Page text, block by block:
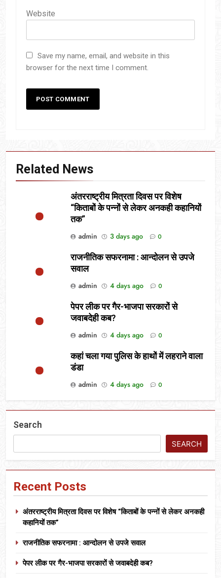
Website
Save my name, email, and website in this
browser for the next time I comment.
Related News
अंतरराष्ट्रीय मित्रता दिवस पर विशेष
“किताबों के पन्नों से लेकर अनकही कहानियों
तक”
admin
3 days ago 0
राजनीतिक सफरनामा : आन्दोलन से उपजे
सवाल
admin
4 days ago 0
पेपर लीक पर गैर-भाजपा सरकारों से
जवाबदेही कब?
admin
4 days ago 0
कहां चला गया पुलिस के हाथों में लहराने वाला
डंडा
admin
4 days ago 0
Search
SEARCH
Recent Posts
अंतरराष्ट्रीय मित्रता दिवस पर विशेष “किताबों के पन्नों से लेकर अनकही
कहानियों तक”
राजनीतिक सफरनामा : आन्दोलन से उपजे सवाल
पेपर लीक पर गैर-भाजपा सरकारों से जवाबदेही कब?